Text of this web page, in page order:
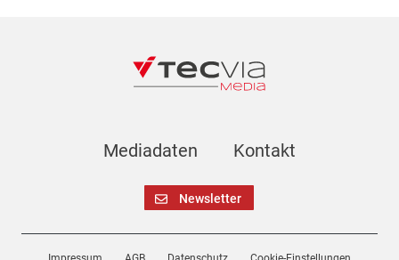
Mediadaten Kontakt
Newsletter